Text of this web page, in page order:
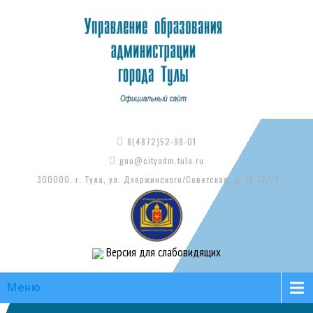
8(4872)52-98-01
guo@cityadm.tula.ru
300000, г. Тула, ул. Дзержинского/Советская, д. 15-17/73
Версия для слабовидящих
Меню